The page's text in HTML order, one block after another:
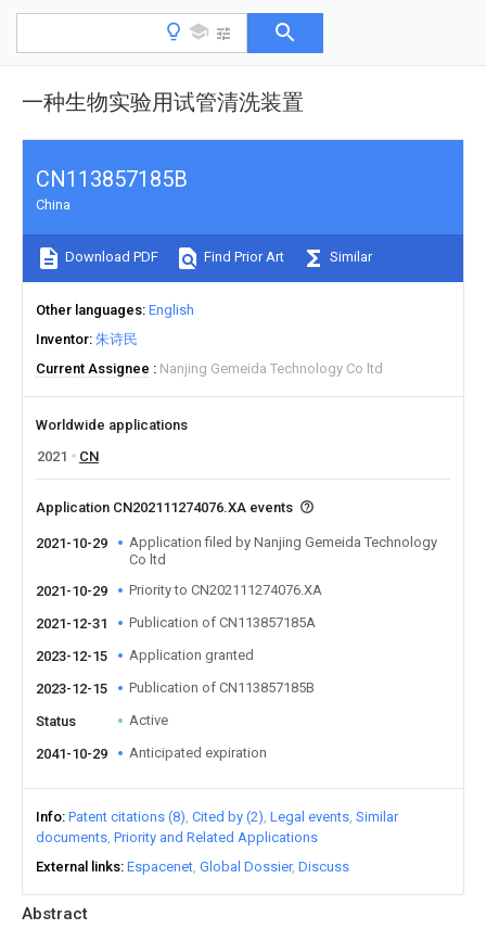
一种生物实验用试管清洗装置
Abstract
CN113857185B
China
Download PDF Find Prior Art Similar
Other languages English
Inventor 朱诗民
Current Assignee
Nanjing Gemeida Technology Co ltd
Worldwide applications
2021
CN
Application CN202111274076.XA events
2021-10-29
Application filed by Nanjing Gemeida Technology
Co ltd
2021-10-29
Priority to CN202111274076.XA
2021-12-31 Publication of CN113857185A
2023-12-15 Application granted
2023-12-15 Publication of CN113857185B
Status Active
2041-10-29 Anticipated expiration
Info Patent citations (8) Cited by (2) Legal events Similar
documents Priority and Related Applications
External links Espacenet Global Dossier Discuss